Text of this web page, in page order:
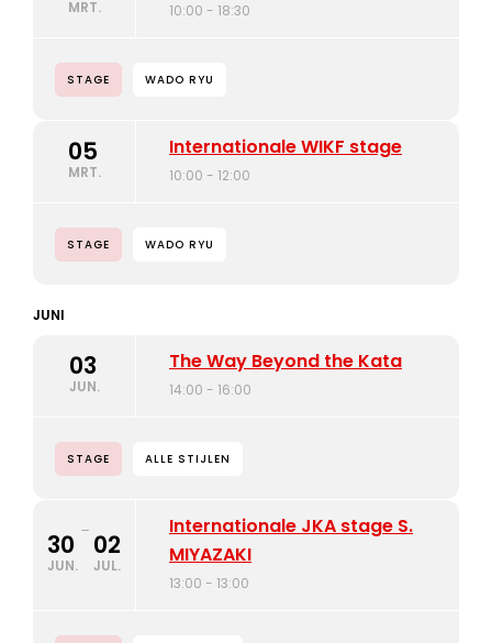
MRT. 10:00 - 18:30
STAGE WADO RYU
05
MRT.
Internationale WIKF stage
10:00 - 12:00
STAGE WADO RYU
JUNI
03
JUN.
The Way Beyond the Kata
14:00 - 16:00
STAGE ALLE STIJLEN
30
JUN.
- 02
JUL.
Internationale JKA stage S.
MIYAZAKI
13:00 - 13:00